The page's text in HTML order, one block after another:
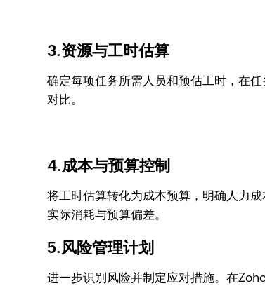
3.资源与工时估算
确定每项任务所需人员和预估工时，在
对比。
4.成本与预算控制
将工时估算转化为成本预算，明确人力
实际消耗与预算偏差。
5.风险管理计划
进一步识别风险并制定应对措施。在